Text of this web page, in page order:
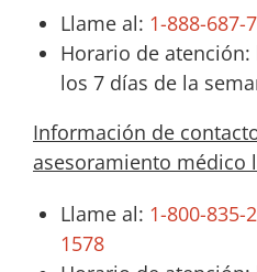
Llame al: 1-888-687-
Horario de
los 7 días de la
Información de
asesoramiento médico
Llame al: 1-800-835-
1578